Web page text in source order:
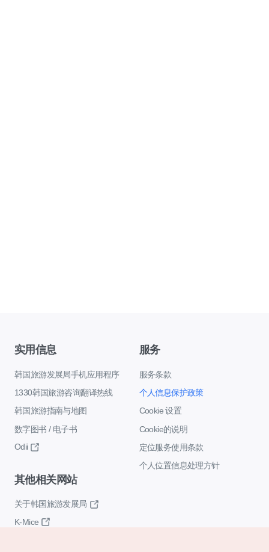
实用信息
韩国旅游发展局手机应用程序
1330韩国旅游咨询翻译热线
韩国旅游指南与地图
数字图书 / 电子书
Odii
服务
服务条款
个人信息保护政策
Cookie 设置
Cookie的说明
定位服务使用条款
个人位置信息处理方针
其他相关网站
关于韩国旅游发展局
K-Mice